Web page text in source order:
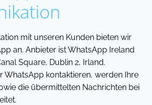
mit unseren Kunden bieten wir
an. Anbieter ist WhatsApp Ireland
Square, Dublin 2, Irland.
WhatsApp kontaktieren, werden Ihre
die übermittelten Nachrichten bei